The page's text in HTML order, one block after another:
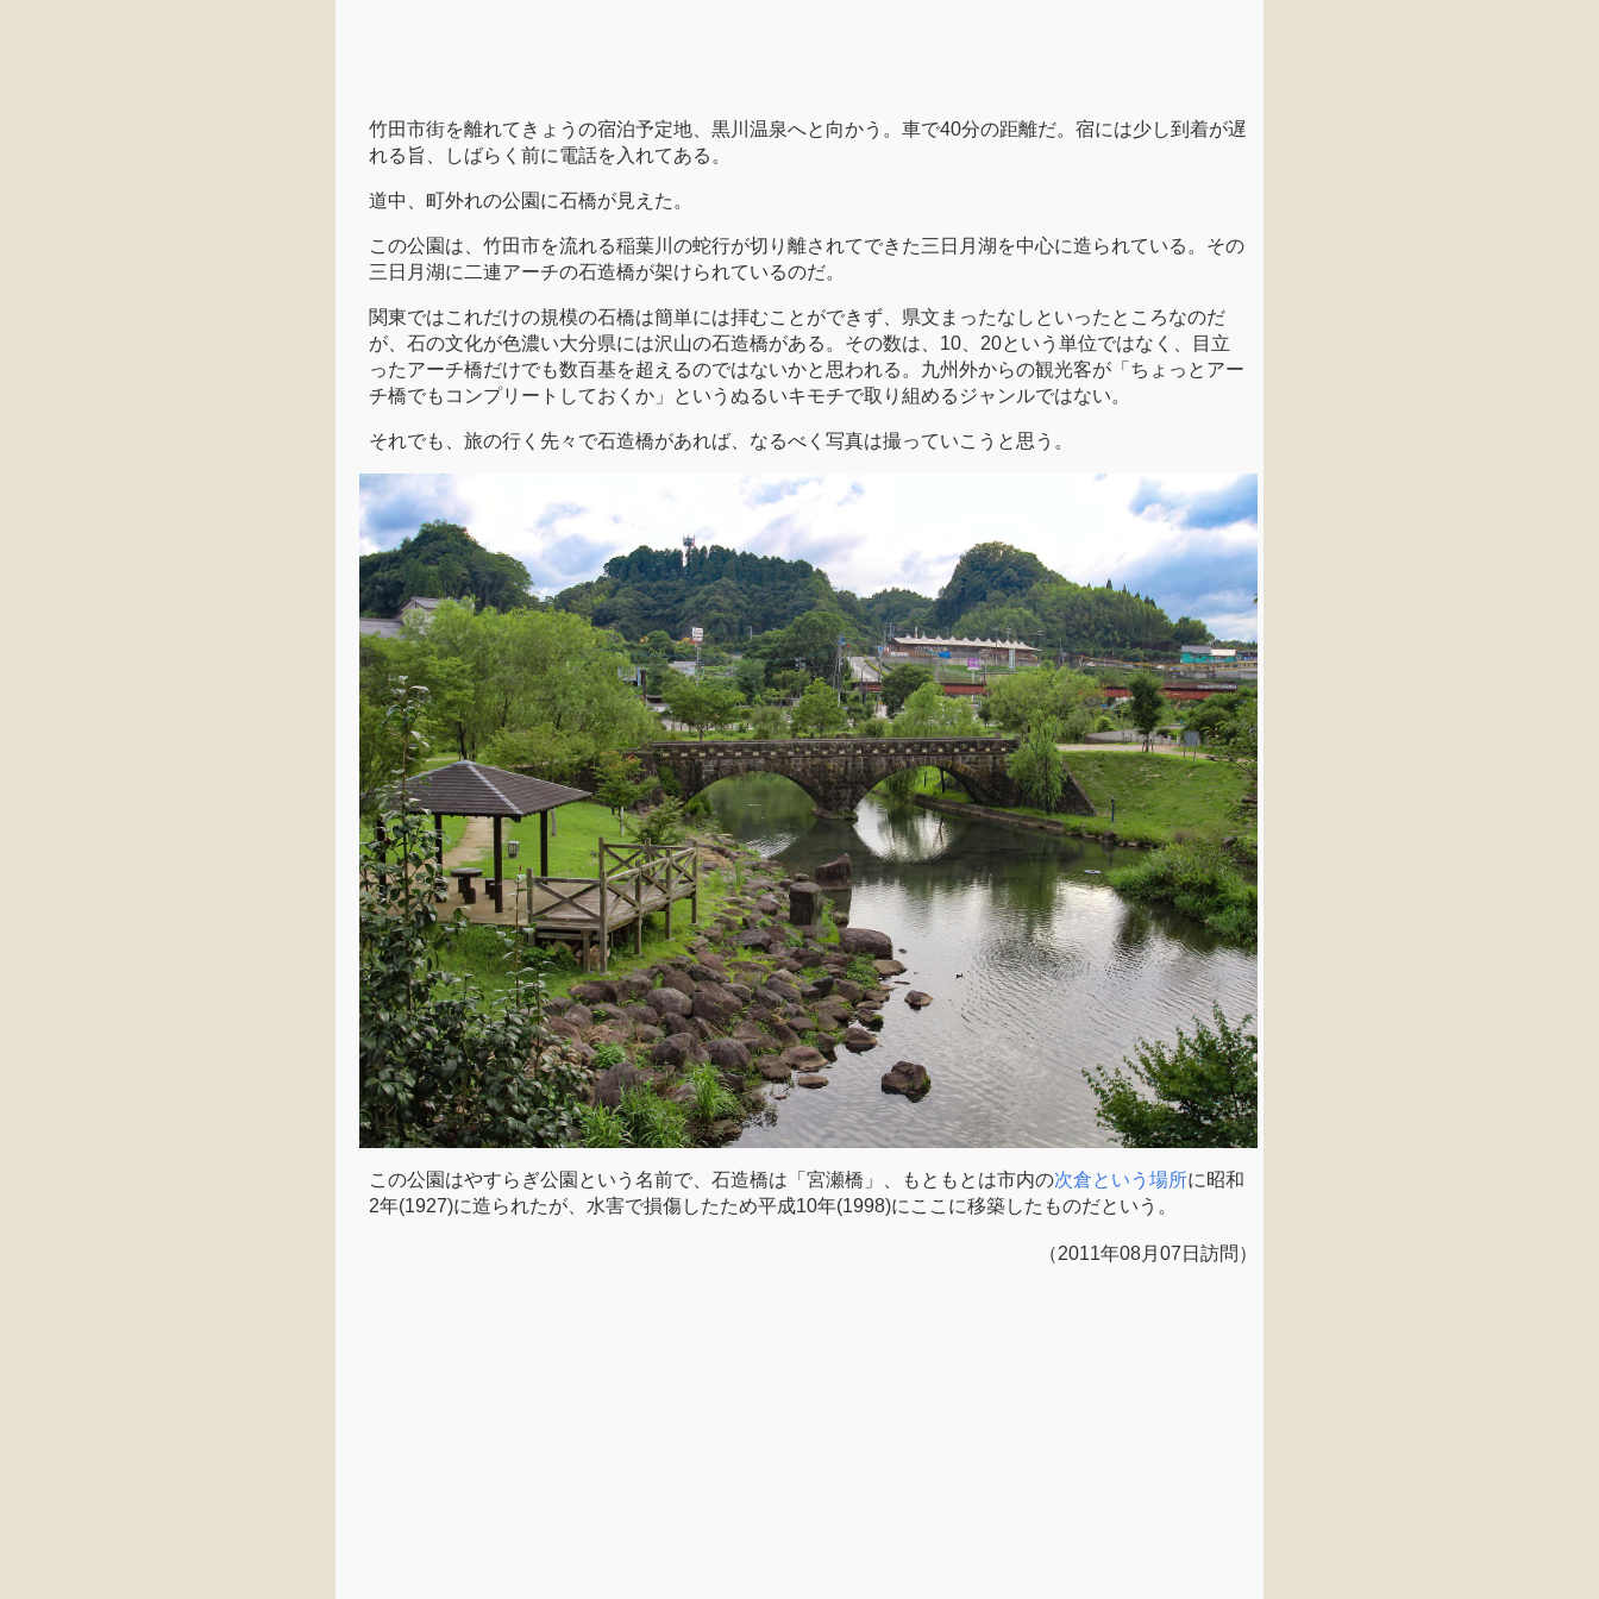
竹田市街を離れてきょうの宿泊予定地、黒川温泉へと向かう。車で40分の距離だ。宿には少し到着が遅
れる旨、しばらく前に電話を入れてある。
道中、町外れの公園に石橋が見えた。
この公園は、竹田市を流れる稲葉川の蛇行が切り離されてできた三日月湖を中心に造られている。その
三日月湖に二連アーチの石造橋が架けられているのだ。
関東ではこれだけの規模の石橋は簡単には拝むことができず、県文まったなしといったところなのだ
が、石の文化が色濃い大分県には沢山の石造橋がある。その数は、10、20という単位ではなく、目立
ったアーチ橋だけでも数百基を超えるのではないかと思われる。九州外からの観光客が「ちょっとアー
チ橋でもコンプリートしておくか」というぬるいキモチで取り組めるジャンルではない。
それでも、旅の行く先々で石造橋があれば、なるべく写真は撮っていこうと思う。
この公園はやすらぎ公園という名前で、石造橋は「宮瀬橋」、もともとは市内の次倉という場所に昭和
2年(1927)に造られたが、水害で損傷したため平成10年(1998)にここに移築したものだという。
（2011年08月07日訪問）